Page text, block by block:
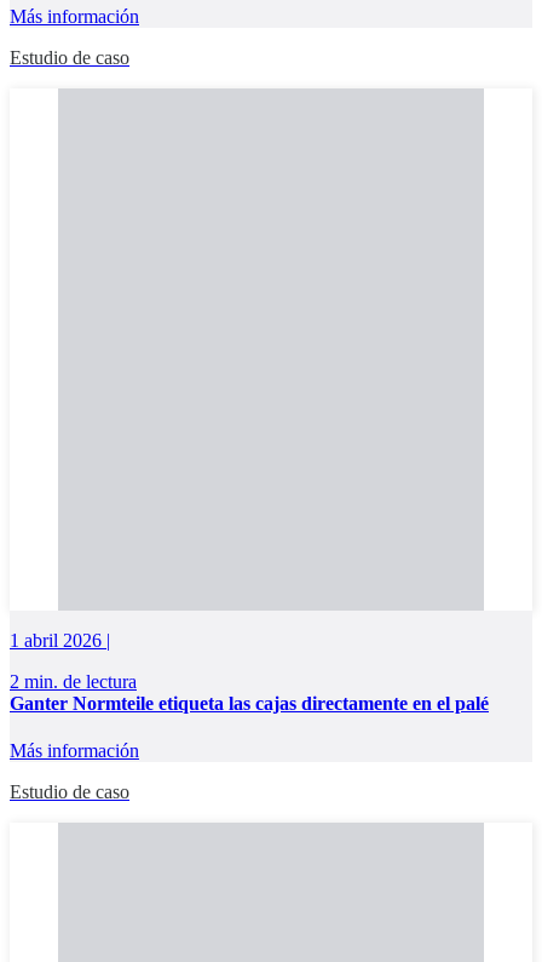
Más información
Estudio de caso
1 abril 2026 |
2 min. de lectura
Ganter Normteile etiqueta las cajas directamente en el palé
Más información
Estudio de caso